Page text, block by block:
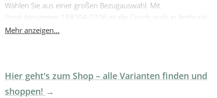
Wählen Sie aus einer großen Bezugauswahl. Mit
Produktnummer 168304-0206 ist die Couch auch in Anthrazit
lieferbar.
Mehr anzeigen...
Hier geht's zum Shop – alle Varianten finden und
shoppen!